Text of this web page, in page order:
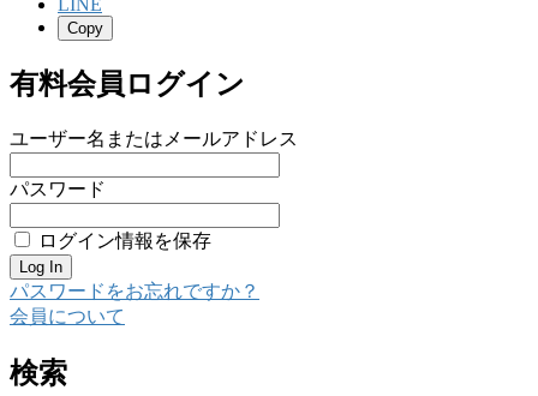
Copy
有料会員ログイン
ユーザー名またはメールアドレス
パスワード
ログイン情報を保存
パスワードをお忘れですか？
会員について
検索